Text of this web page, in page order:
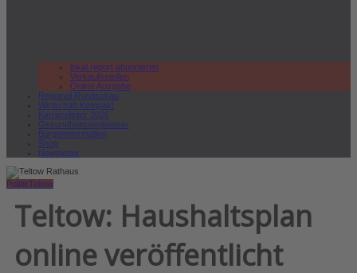
lokal.report abonnieren
Verkaufsstellen
Online Ausgabe
Regional Rundschau
Wirtschaft.Kompakt
Karriereleiter 2026
Gesundheitswegweiser
Bürgerinformation
Shop
Newsletter
PolitikTeltow
Teltow: Haushaltsplan
online veröffentlicht